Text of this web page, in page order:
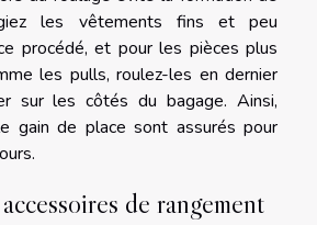
les vêtements fins et peu
procédé, et pour les pièces plus
les pulls, roulez-les en dernier
sur les côtés du bagage. Ainsi,
gain de place sont assurés pour
de rangement